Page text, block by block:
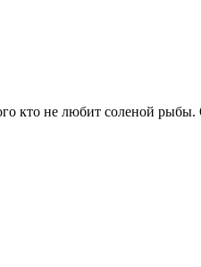
кто не любит соленой